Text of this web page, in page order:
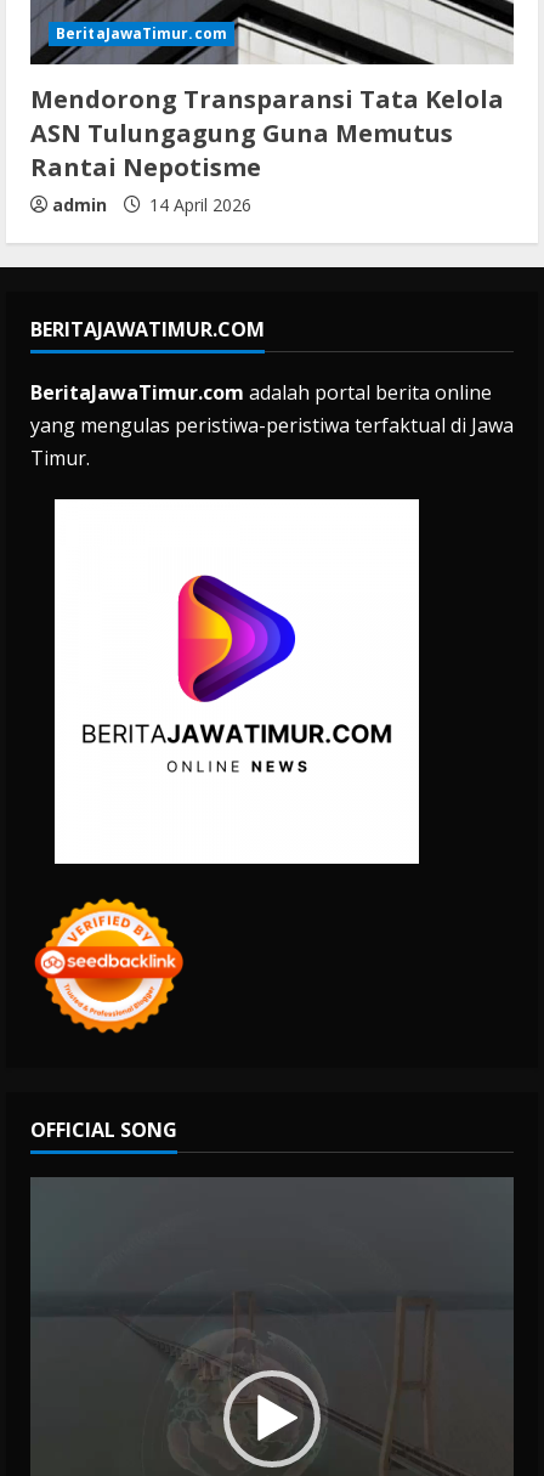
BeritaJawaTimur.com
Mendorong Transparansi Tata Kelola
ASN Tulungagung Guna Memutus
Rantai Nepotisme
admin 14 April 2026
BERITAJAWATIMUR.COM
BeritaJawaTimur.com adalah portal berita online
yang mengulas peristiwa-peristiwa terfaktual di Jawa
Timur.
OFFICIAL SONG